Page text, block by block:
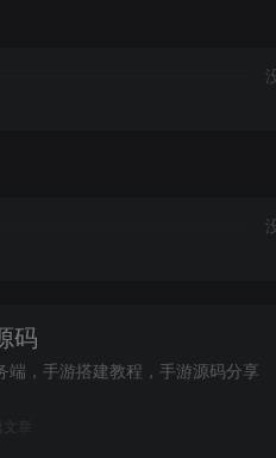
码
端，手游搭建教程，手游源码分享
文章